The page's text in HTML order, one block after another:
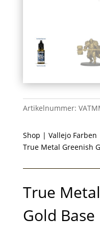
Artikelnummer:
Shop | Vallejo Farben
True Metal Greenish
True
Gold